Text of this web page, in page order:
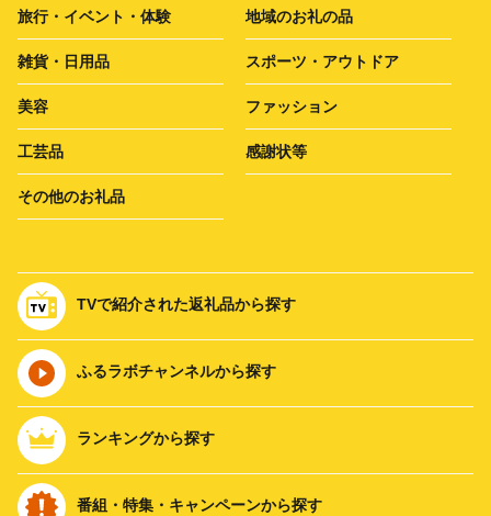
旅行・イベント・体験 地域のお礼の品
雑貨・日用品 スポーツ・アウトドア
美容 ファッション
工芸品 感謝状等
その他のお礼品
TVで紹介された返礼品から探す
ふるラボチャンネルから探す
ランキングから探す
番組・特集・キャンペーンから探す